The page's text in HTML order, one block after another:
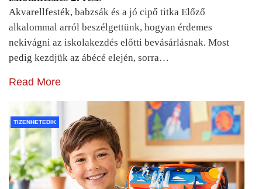
Akvarellfesték, babzsák és a jó cipő titka Előző
alkalommal arról beszélgettünk, hogyan érdemes
nekivágni az iskolakezdés előtti bevásárlásnak. Most
pedig kezdjük az ábécé elején, sorra…
Read More
TIZENHETEDIK